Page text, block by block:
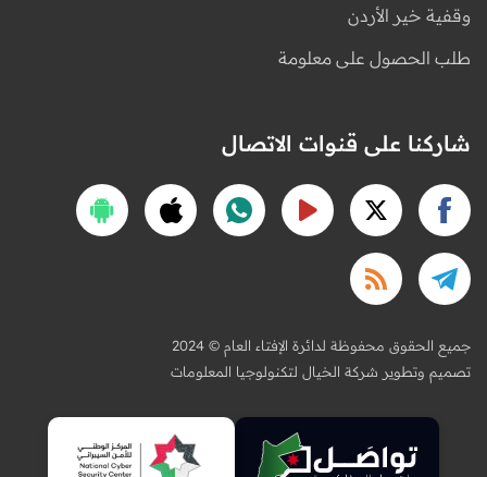
وقفية خير الأردن
طلب الحصول على معلومة
شاركنا على قنوات الاتصال
2024 © جميع الحقوق محفوظة لدائرة الإفتاء العام
تصميم وتطوير شركة الخيال لتكنولوجيا المعلومات